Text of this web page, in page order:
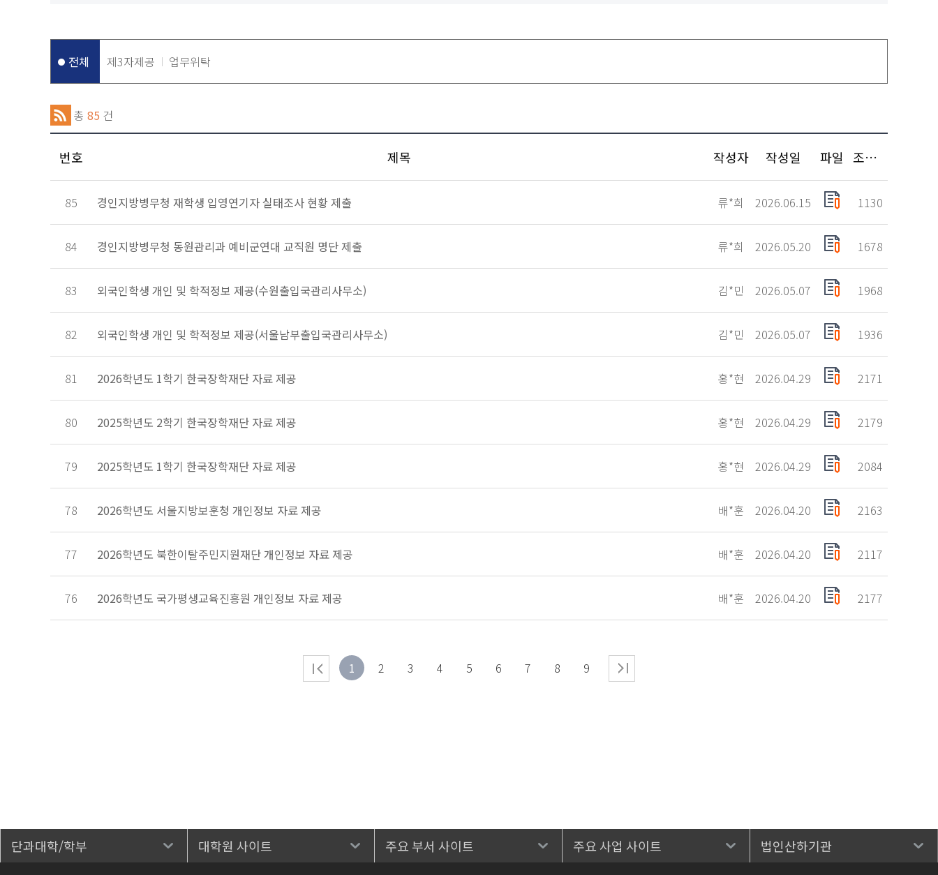
전체 제3자제공 업무위탁
총 85 건
번호 제목 작성자 작성일 파일 조회수
85 경인지방병무청 재학생 입영연기자 실태조사 현황 제출 류*희 2026.06.15 1130
84 경인지방병무청 동원관리과 예비군연대 교직원 명단 제출 류*희 2026.05.20 1678
83 외국인학생 개인 및 학적정보 제공(수원출입국관리사무소) 김*민 2026.05.07 1968
82 외국인학생 개인 및 학적정보 제공(서울남부출입국관리사무소) 김*민 2026.05.07 1936
81 2026학년도 1학기 한국장학재단 자료 제공 홍*현 2026.04.29 2171
80 2025학년도 2학기 한국장학재단 자료 제공 홍*현 2026.04.29 2179
79 2025학년도 1학기 한국장학재단 자료 제공 홍*현 2026.04.29 2084
78 2026학년도 서울지방보훈청 개인정보 자료 제공 배*훈 2026.04.20 2163
77 2026학년도 북한이탈주민지원재단 개인정보 자료 제공 배*훈 2026.04.20 2117
76 2026학년도 국가평생교육진흥원 개인정보 자료 제공 배*훈 2026.04.20 2177
1 2 3 4 5 6 7 8 9
단과대학/학부 대학원 사이트 주요 부서 사이트 주요 사업 사이트 법인산하기관